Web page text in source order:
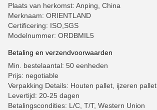
Plaats van herkomst: Anping, China
Merknaam: ORIENTLAND
Certificering: ISO,SGS
Modelnummer: ORDBMIL5
Betaling en verzendvoorwaarden
Min. bestelaantal: 50 eenheden
Prijs: negotiable
Verpakking Details: Houten pallet, ijzeren pallet
Levertijd: 20-25 dagen
Betalingscondities: L/C, T/T, Western Union